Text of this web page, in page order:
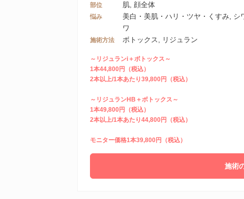
部位 肌, 顔全体
悩み
美白・美肌・ハリ・ツヤ・くすみ, シ
ワ
施術方法 ボトックス, リジュラン
～リジュランi＋ボトックス～
1本44,800円（税込）
2本以上/1本あたり39,800円（税込）
～リジュランHB＋ボトックス～
1本49,800円（税込）
2本以上/1本あたり44,800円（税込）
モニター価格1本39,800円（税込）
施術